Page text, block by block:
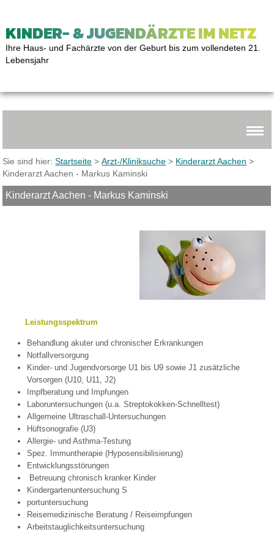
KINDER- & JUGENDÄRZTE IM NETZ
Ihre Haus- und Fachärzte von der Geburt bis zum vollendeten 21.
Lebensjahr
Sie sind hier:Startseite >Arzt-/Kliniksuche > Kinderarzt Aachen >
Kinderarzt Aachen - Markus Kaminski
Kinderarzt Aachen - Markus Kaminski
Leistungsspektrum
Behandlung akuter und chronischer Erkrankungen
Notfallversorgung
Kinder- und Jugendvorsorge U1 bis U9 sowie J1 zusätzliche
Vorsorgen (U10, U11, J2)
Impfberatung und Impfungen
Laboruntersuchungen (u.a. Streptokokken-Schnelltest)
Allgemeine Ultraschall-Untersuchungen
Hüftsonografie (U3)
Allergie- und Asthma-Testung
Spez. Immuntherapie (Hyposensibilisierung)
Entwicklungsstörungen
Betreuung chronisch kranker Kinder
Kindergartenuntersuchung S
portuntersuchung
Reisemedizinische Beratung / Reiseimpfungen
Arbeitstauglichkeitsuntersuchung